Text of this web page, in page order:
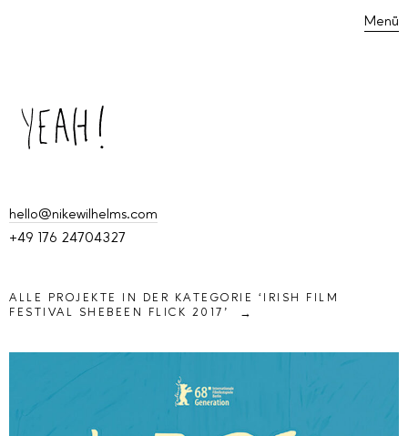
Menü
hello@nikewilhelms.com
+49 176 24704327
ALLE PROJEKTE IN DER KATEGORIE ‘
IRISH FILM
FESTIVAL SHEBEEN FLICK 2017 ’